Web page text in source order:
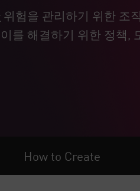
위험을 관리하기 위한 조
를 해결하기 위한 정책,
How to Create